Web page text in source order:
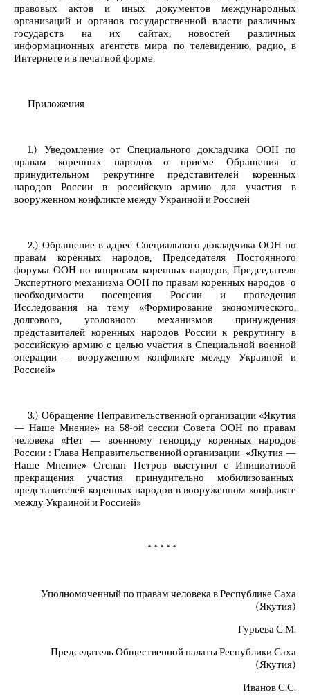
правовых актов и иных документов международных
организаций и органов государственной власти различных
государств на их сайтах, новостей различных
информационных агентств мира по телевидению, радио, в
Интернете и в печатной форме.
Приложения
1.) Уведомление от Специального докладчика ООН по
правам коренных народов о приеме Обращения о
принудительном рекрутинге представителей коренных
народов России в российскую армию для участия в
вооруженном конфликте между Украиной и Россией
2.) Обращение в адрес Специального докладчика ООН по
правам коренных народов, Председателя Постоянного
форума ООН по вопросам коренных народов, Председателя
Экспертного механизма ООН по правам коренных народов о
необходимости посещения России и проведения
Исследования на тему «Формирование экономического,
долгового, уголовного механизмов принуждения
представителей коренных народов России к рекрутингу в
российскую армию с целью участия в Специальной военной
операции – вооруженном конфликте между Украиной и
Россией»
3.) Обращение Неправительственной организации «Якутия
— Наше Мнение» на 58-ой сессии Совета ООН по правам
человека «Нет — военному геноциду коренных народов
России : Глава Неправительственной организации «Якутия —
Наше Мнение» Степан Петров выступил с Инициативой
прекращения участия принудительно мобилизованных
представителей коренных народов в вооруженном конфликте
между Украиной и Россией»
* * * * *
Уполномоченный по правам человека в Республике Саха
(Якутия)
Гурьева С.М.
Председатель Общественной палаты Республики Саха
(Якутия)
Иванов С.С.